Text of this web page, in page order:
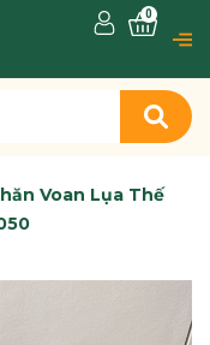
0
Voan Lụa Thế